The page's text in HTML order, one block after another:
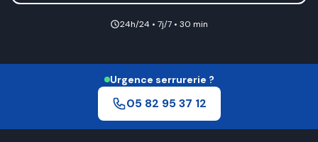
24h/24 • 7j/7 • 30 min
Urgence serrurerie ?
05 82 95 37 12